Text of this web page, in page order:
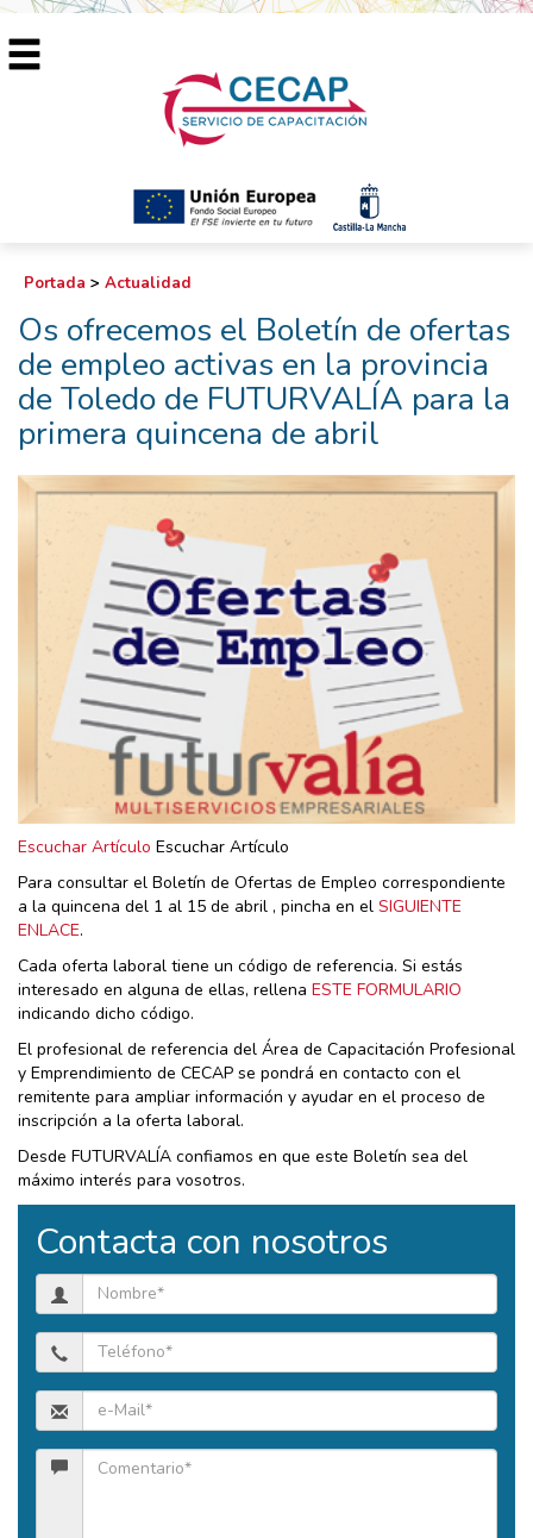
Portada > Actualidad
Os ofrecemos el Boletín de ofertas
de empleo activas en la provincia
de Toledo de FUTURVALÍA para la
primera quincena de abril
Escuchar Artículo Escuchar Artículo
Para consultar el Boletín de Ofertas de Empleo correspondiente
a la quincena del 1 al 15 de abril , pincha en el SIGUIENTE
ENLACE.
Cada oferta laboral tiene un código de referencia. Si estás
interesado en alguna de ellas, rellena ESTE FORMULARIO
indicando dicho código.
El profesional de referencia del Área de Capacitación Profesional
y Emprendimiento de CECAP se pondrá en contacto con el
remitente para ampliar información y ayudar en el proceso de
inscripción a la oferta laboral.
Desde FUTURVALÍA confiamos en que este Boletín sea del
máximo interés para vosotros.
Contacta con nosotros